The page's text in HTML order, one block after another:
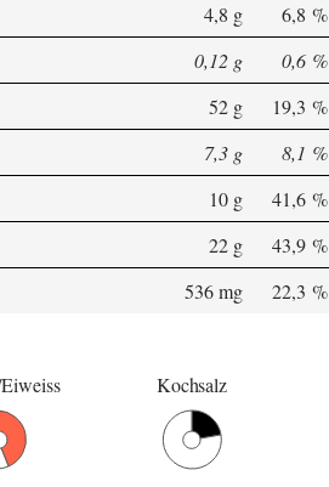
4,8 g
6,8 %
0,12 g
0,6 %
52 g
19,3 %
7,3 g
8,1 %
10 g
41,6 %
22 g
43,9 %
536 mg
22,3 %
Kochsalz